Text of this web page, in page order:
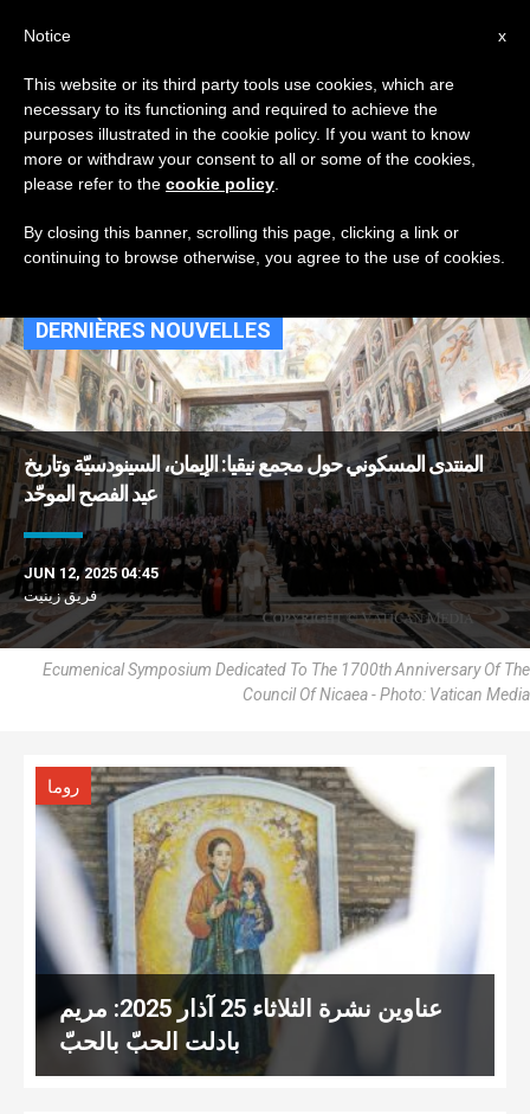
TAG
Posts Tagged
‘سينودسيّة’
DERNIÈRES NOUVELLES
المنتدى المسكوني حول مجمع نيقيا: الإيمان، السينودسيّة وتاريخ
عيد الفصح الموحّد
JUN 12, 2025 04:45
فريق زينيت
Ecumenical Symposium Dedicated To The 1700th Anniversary Of The
Council Of Nicaea - Photo: Vatican Media
روما
عناوين نشرة الثلاثاء 25 آذار 2025: مريم
بادلت الحبّ بالحبّ
x
Notice
This website or its third party tools use cookies, which are
necessary to its functioning and required to achieve the
purposes illustrated in the cookie policy. If you want to know
more or withdraw your consent to all or some of the cookies,
please refer to the cookie policy
By closing this banner, scrolling this page, clicking a link or
continuing to browse otherwise, you agree to the use of cookies.